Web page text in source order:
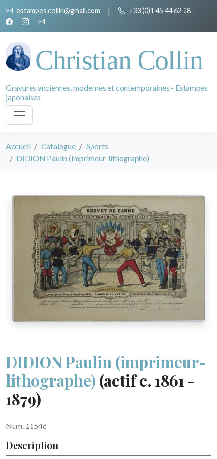
estampes.collin@gmail.com | +33 (0)1 45 44 62 28
Christian Collin
Gravures anciennes, modernes et contemporaines - Estampes
japonaises
Accueil Catalogue
Sports
DIDION Paulin (imprimeur-lithographe)
DIDION Paulin (imprimeur-
lithographe) (actif c. 1861 -
1879)
Num. 11546
Description